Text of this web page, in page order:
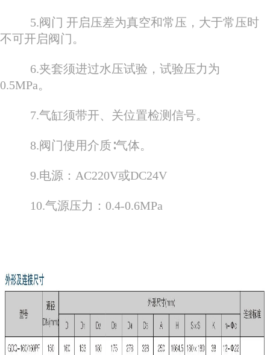
5.阀门 开启压差为真空和常压，大于常压时
不可开启阀门。
6.夹套须进过水压试验，试验压力为
0.5MPa。
7.气缸须带开、关位置检测信号。
8.阀门使用介质∶气体。
9.电源：AC220V或DC24V
10.气源压力：0.4-0.6MPa